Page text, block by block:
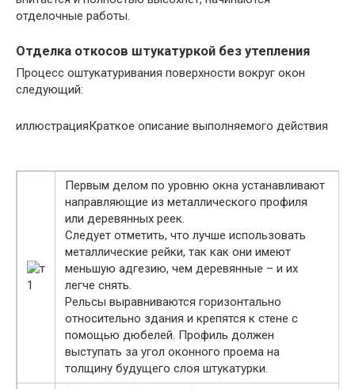
отделочные работы.
Отделка откосов штукатуркой без утепления
Процесс оштукатуривания поверхности вокруг окон
следующий:
иллюстрацияКраткое описание выполняемого действия
Первым делом по уровню окна устанавливают
направляющие из металлического профиля
или деревянных реек.
Следует отметить, что лучше использовать
металлические рейки, так как они имеют
меньшую адгезию, чем деревянные – и их
легче снять.
Рельсы выравниваются горизонтально
относительно здания и крепятся к стене с
помощью дюбелей. Профиль должен
выступать за угол оконного проема на
толщину будущего слоя штукатурки.